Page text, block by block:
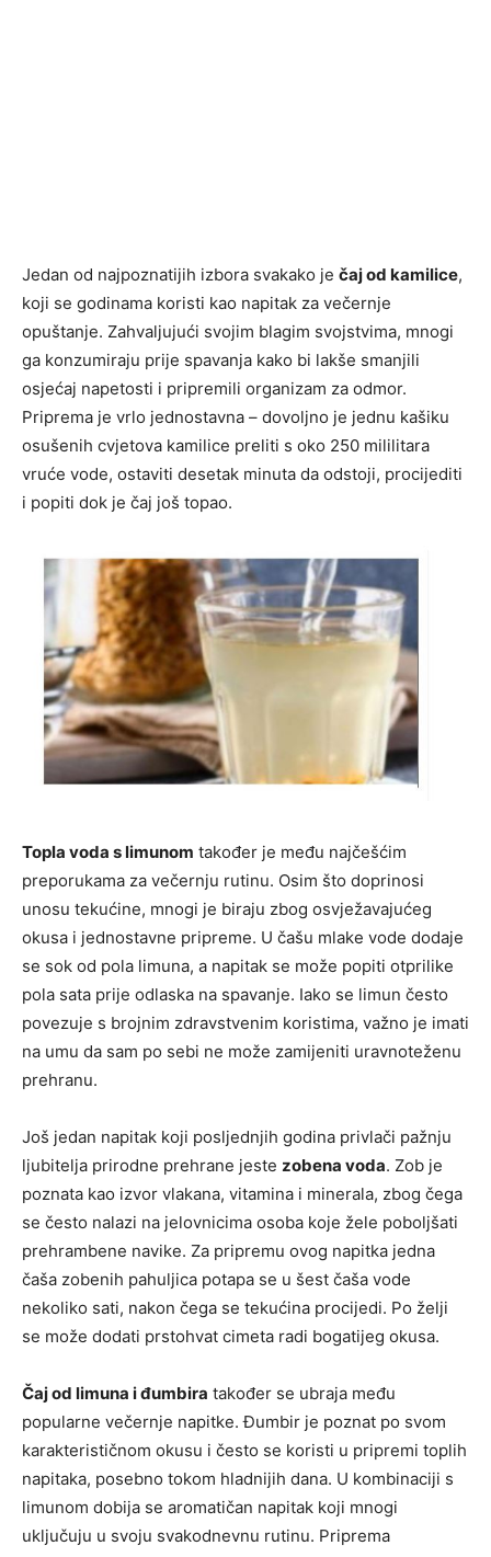
Jedan od najpoznatijih izbora svakako je čaj od kamilice,
koji se godinama koristi kao napitak za večernje
opuštanje. Zahvaljujući svojim blagim svojstvima, mnogi
ga konzumiraju prije spavanja kako bi lakše smanjili
osjećaj napetosti i pripremili organizam za odmor.
Priprema je vrlo jednostavna – dovoljno je jednu kašiku
osušenih cvjetova kamilice preliti s oko 250 mililitara
vruće vode, ostaviti desetak minuta da odstoji, procijediti
i popiti dok je čaj još topao.
Topla voda s limunom također je među najčešćim
preporukama za večernju rutinu. Osim što doprinosi
unosu tekućine, mnogi je biraju zbog osvježavajućeg
okusa i jednostavne pripreme. U čašu mlake vode dodaje
se sok od pola limuna, a napitak se može popiti otprilike
pola sata prije odlaska na spavanje. Iako se limun često
povezuje s brojnim zdravstvenim koristima, važno je imati
na umu da sam po sebi ne može zamijeniti uravnoteženu
prehranu.
Još jedan napitak koji posljednjih godina privlači pažnju
ljubitelja prirodne prehrane jeste zobena voda. Zob je
poznata kao izvor vlakana, vitamina i minerala, zbog čega
se često nalazi na jelovnicima osoba koje žele poboljšati
prehrambene navike. Za pripremu ovog napitka jedna
čaša zobenih pahuljica potapa se u šest čaša vode
nekoliko sati, nakon čega se tekućina procijedi. Po želji
se može dodati prstohvat cimeta radi bogatijeg okusa.
Čaj od limuna i đumbira također se ubraja među
popularne večernje napitke. Đumbir je poznat po svom
karakterističnom okusu i često se koristi u pripremi toplih
napitaka, posebno tokom hladnijih dana. U kombinaciji s
limunom dobija se aromatičan napitak koji mnogi
uključuju u svoju svakodnevnu rutinu. Priprema